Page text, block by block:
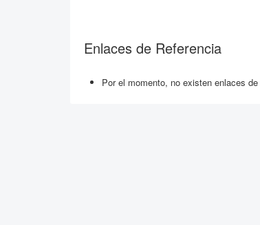
Enlaces de Referencia
Por el momento, no existen enlaces